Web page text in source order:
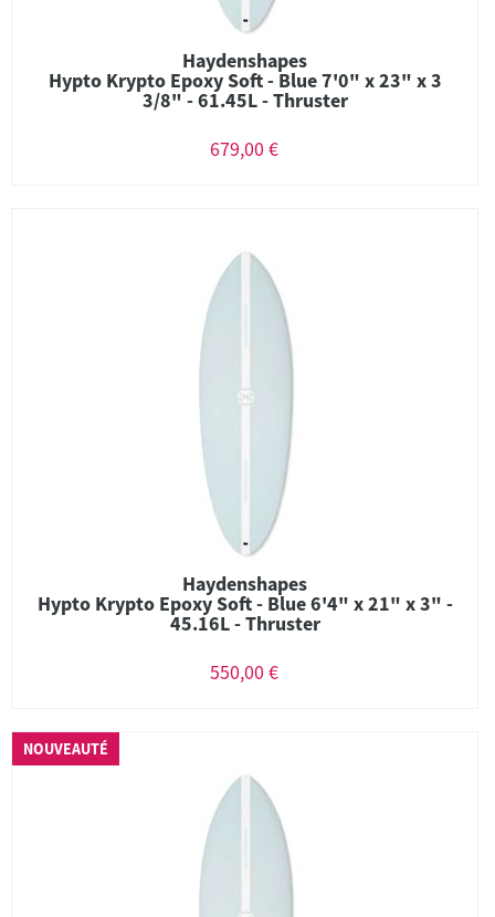
Haydenshapes
Hypto Krypto Epoxy Soft - Blue 7'0" x 23" x 3
3/8" - 61.45L - Thruster
679,00 €
Haydenshapes
Hypto Krypto Epoxy Soft - Blue 6'4" x 21" x 3" -
45.16L - Thruster
550,00 €
NOUVEAUTÉ